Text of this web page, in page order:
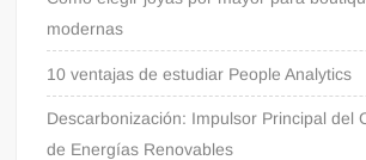
modernas
10 ventajas de estudiar People Analytics
Descarbonización: Impulsor Principal del
de Energías Renovables